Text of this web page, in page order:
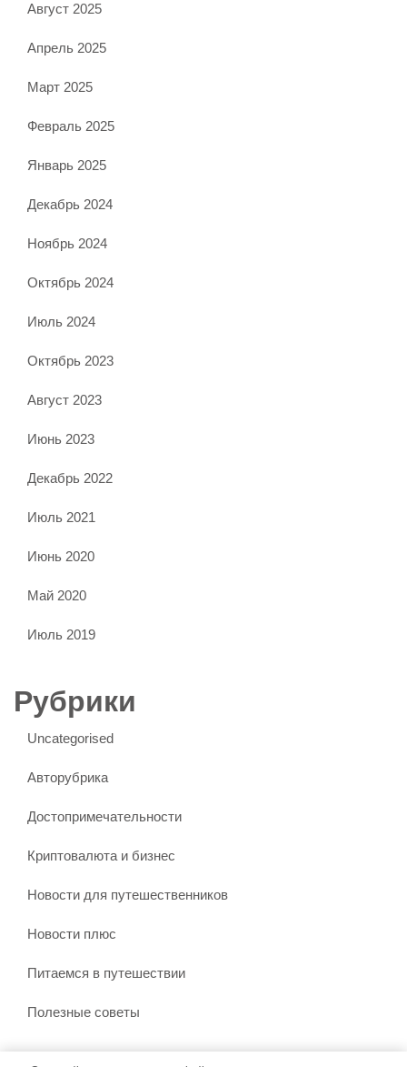
Август 2025
Апрель 2025
Март 2025
Февраль 2025
Январь 2025
Декабрь 2024
Ноябрь 2024
Октябрь 2024
Июль 2024
Октябрь 2023
Август 2023
Июнь 2023
Декабрь 2022
Июль 2021
Июнь 2020
Май 2020
Июль 2019
Рубрики
Uncategorised
Авторубрика
Достопримечательности
Криптовалюта и бизнес
Новости для путешественников
Новости плюс
Питаемся в путешествии
Полезные советы